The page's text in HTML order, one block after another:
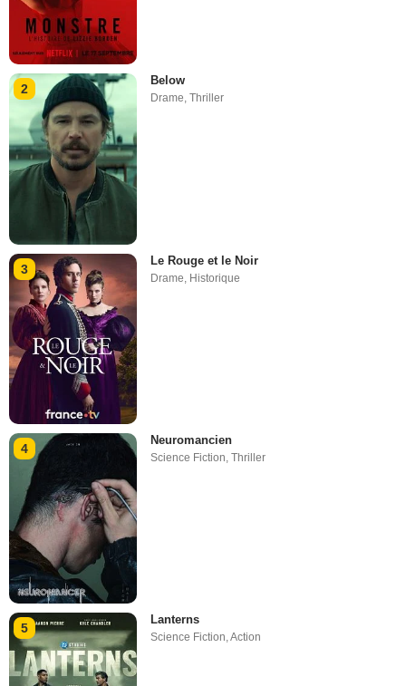
2
Below
Drame,Thriller
3
Le Rouge et le Noir
Drame Historique
4
Neuromancien
Science Fiction,Thriller
5
Lanterns
Science Fiction,Action